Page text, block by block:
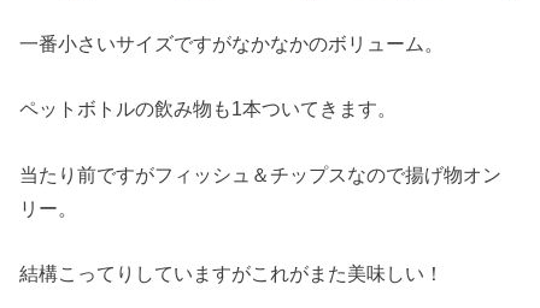
一番小さいサイズですがなかなかのボリューム。
ペットボトルの飲み物も1本ついてきます。
当たり前ですがフィッシュ＆チップスなので揚げ物オン
リー。
結構こってりしていますがこれがまた美味しい！